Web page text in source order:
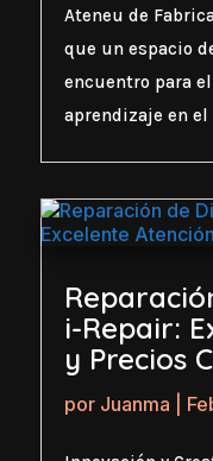
Ateneu de
que un espacio
encuentro para
aprendizaje en el
i-Repair:
y Precios
por Juanma